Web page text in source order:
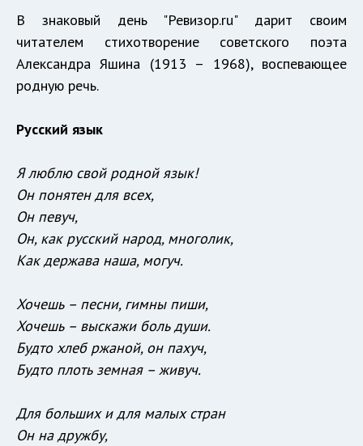
В знаковый день "Ревизор.ru" дарит своим
читателем стихотворение советского поэта
Александра Яшина (1913 – 1968), воспевающее
родную речь.
Русский язык
Я люблю свой родной язык!
Он понятен для всех,
Он певуч,
Он, как русский народ, многолик,
Как держава наша, могуч.
Хочешь – песни, гимны пиши,
Хочешь – выскажи боль души.
Будто хлеб ржаной, он пахуч,
Будто плоть земная – живуч.
Для больших и для малых стран
Он на дружбу,